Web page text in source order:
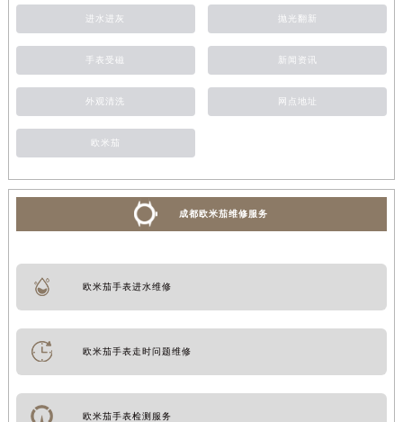
进水进灰 抛光翻新
手表受磁 新闻资讯
外观清洗 网点地址
欧米茄
成都欧米茄维修服务
欧米茄手表进水维修
欧米茄手表走时问题维修
欧米茄手表检测服务